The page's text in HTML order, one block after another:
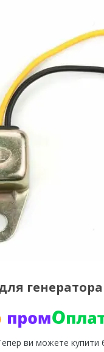
ви можете